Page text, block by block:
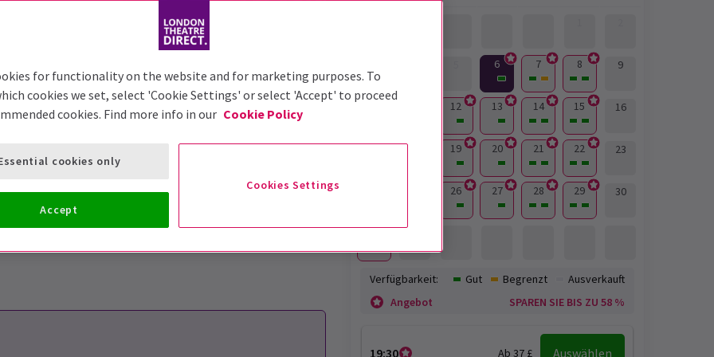
West End-
6 7 8 9
12 13 14 15 16
17 19 20 21 22 23
26 27 28 29 30
31
19:30 Ab 37 £ Auswählen
Verfügbarkeit: Gut Begrenzt
Ausverkauft
Angebot
SPAREN SIE BIS ZU 58 %
for functionality on the website and for marketing purposes. To
cookies we set, select 'Cookie Settings' or select 'Accept' to proceed
cookies. Find more info in our Cookie Policy
Cookies Settings
cookies only
Accept